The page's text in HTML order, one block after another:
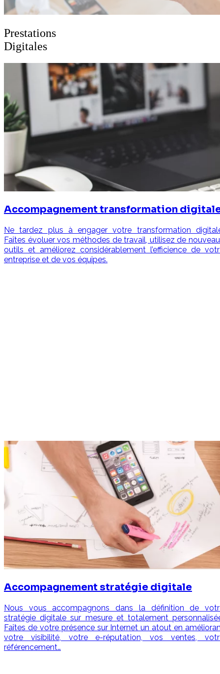
Prestations
Digitales
Accompagnement transformation
Ne tardez plus à engager votre transformation
Faîtes évoluer vos méthodes de travail, utilisez de
outils et améliorez considérablement l’efficience de
entreprise et de vos équipes.
Accompagnement stratégie digitale
Nous vous accompagnons dans la définition de
stratégie digitale sur mesure et totalement
Faîtes de votre présence sur Internet un atout en
votre visibilité, votre e-réputation, vos ventes,
référencement…